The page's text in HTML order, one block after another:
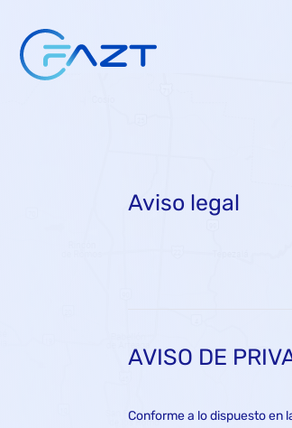
Aviso legal
AVISO DE
Conforme a lo dispuesto en